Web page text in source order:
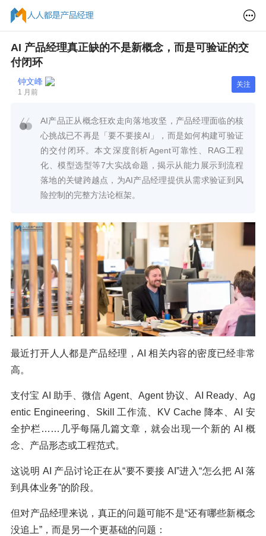
AI 产品经理真正缺的不是新概念，而是可验证的交
付闭环
钟文峰
1 月前
关注
AI产品正从概念狂欢走向落地攻坚，产品经理面临的核
心挑战已不再是「要不要接AI」，而是如何构建可验证
的交付闭环。本文深度剖析Agent可靠性、RAG工程
化、模型选型等7大实战命题，揭示从能力展示到流程
落地的关键跨越点，为AI产品经理提供从需求验证到风
险控制的完整方法论框架。
最近打开人人都是产品经理，AI 相关内容的密度已经非常
高。
支付宝 AI 助手、微信 Agent、Agent 协议、AI Ready、Ag
entic Engineering、Skill 工作流、KV Cache 降本、AI 安
全护栏……几乎每隔几篇文章，就会出现一个新的 AI 概
念、产品形态或工程范式。
这说明 AI 产品讨论正在从“要不要接 AI”进入“怎么把 AI 落
到具体业务”的阶段。
但对产品经理来说，真正的问题可能不是“还有哪些新概念
没追上”，而是另一个更基础的问题：